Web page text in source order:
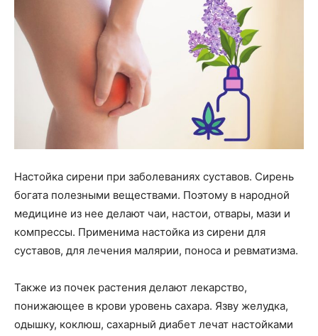
Настойка сирени при заболеваниях суставов. Сирень
богата полезными веществами. Поэтому в народной
медицине из нее делают чаи, настои, отвары, мази и
компрессы. Применима настойка из сирени для
суставов, для лечения малярии, поноса и ревматизма.
Также из почек растения делают лекарство,
понижающее в крови уровень сахара. Язву желудка,
одышку, коклюш, сахарный диабет лечат настойками